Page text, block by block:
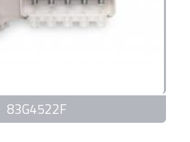
83G4522F